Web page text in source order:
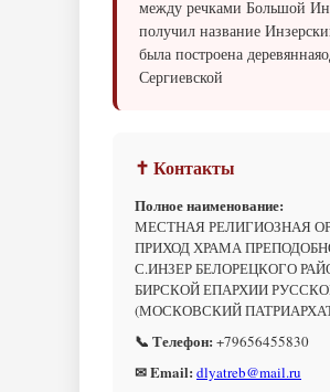
между речками Большой
получил название
была построена
Сергиевской
✝ Контакты
Полное наименование:
МЕСТНАЯ РЕЛИГИОЗНАЯ
ПРИХОД ХРАМА
С.ИНЗЕР БЕЛОРЕЦКОГО
БИРСКОЙ ЕПАРХИИ
(МОСКОВСКИЙ
📞 Телефон: +79656455830
✉ Email: dlyatreb@mail.ru